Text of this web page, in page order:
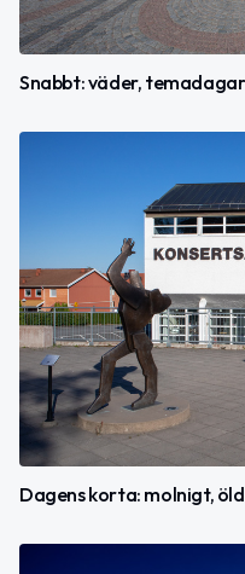
Snabbt: väder,
Dagens korta: molnigt,